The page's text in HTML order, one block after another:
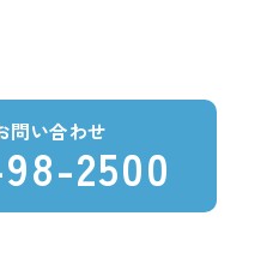
問い合わせ
2500